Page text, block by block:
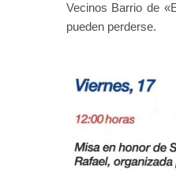
Vecinos Barrio de
pueden perderse.